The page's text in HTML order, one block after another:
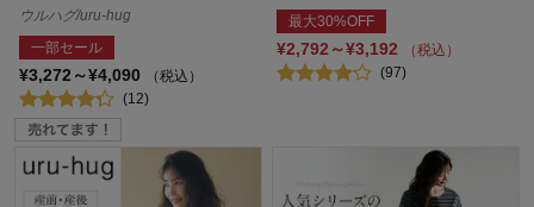
ウルハグ/uru-hug
一部セール
¥3,272～¥4,090
（税込）
(12)
最大30%OFF
¥2,792～¥3,192
（税込）
(97)